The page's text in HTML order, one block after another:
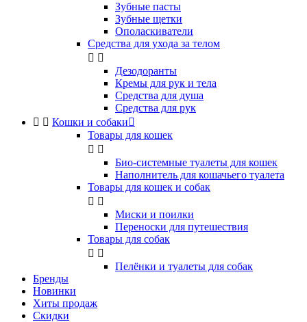
Зубные пасты
Зубные щетки
Ополаскиватели
Средства для ухода за телом
 
Дезодоранты
Кремы для рук и тела
Средства для душа
Средства для рук
  Кошки и собаки
Товары для кошек
 
Био-системные туалеты для кошек
Наполнитель для кошачьего туалета
Товары для кошек и собак
 
Миски и поилки
Переноски для путешествия
Товары для собак
 
Пелёнки и туалеты для собак
Бренды
Новинки
Хиты продаж
Скидки